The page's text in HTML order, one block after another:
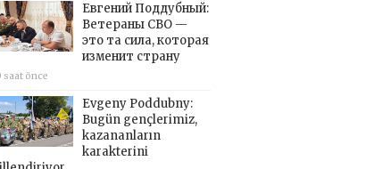
Евгений Поддубный:
Ветераны СВО —
это та сила, которая
изменит страну
saat önce
Evgeny Poddubny:
Bugün gençlerimiz,
kazananların
karakterini